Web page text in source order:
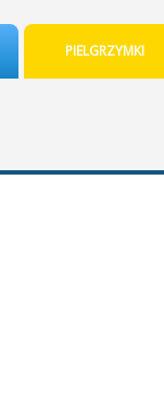
PIELGRZYMKI